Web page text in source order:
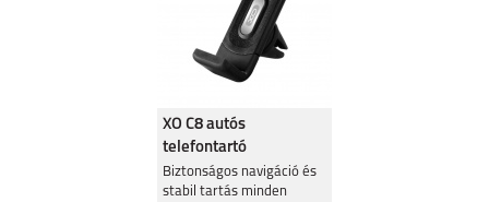
XO C8 autós
telefontartó
szellőzőrácsra, Fekete
Biztonságos navigáció és
stabil tartás minden